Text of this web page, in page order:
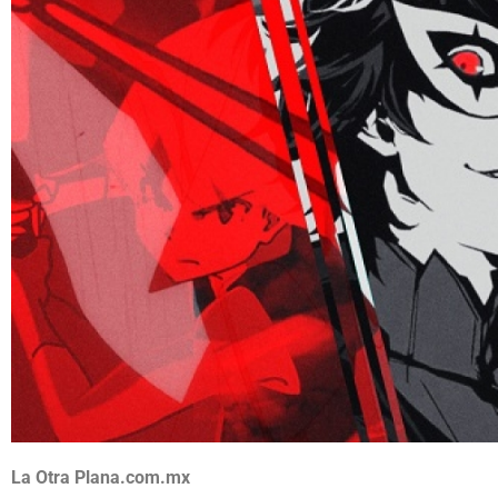
La Otra Plana.com.mx